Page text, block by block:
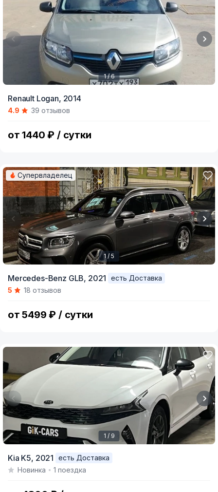
of
1 / 6
Renault Logan, 2014
4.9 39 отзывов
от 1440 ₽ / сутки
of
Супервладелец
1 / 5
Mercedes-Benz GLB, 2021
есть Доставка
5
18 отзывов
от 5499 ₽ / сутки
of
1 / 9
Kia K5, 2021
есть Доставка
Новинка
1 поездка